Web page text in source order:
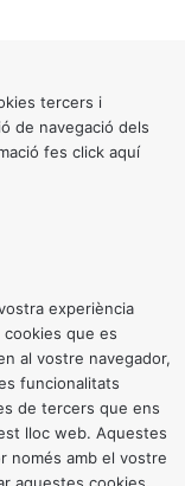
tercers i
de navegació dels
fes click aquí
experiència
cookies que es
al vostre navegador,
funcionalitats
de tercers que ens
lloc web. Aquestes
només amb el vostre